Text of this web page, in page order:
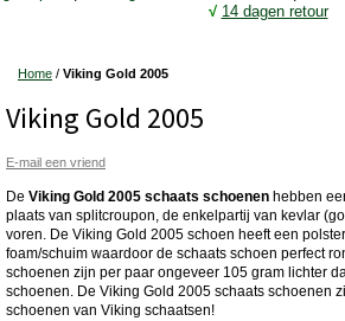
√ 14 dagen retour
Home / Viking Gold 2005
Viking Gold 2005
E-mail een vriend
De Viking Gold 2005 schaats schoenen hebben
plaats van splitcroupon, de enkelpartij van kevlar
voren. De Viking Gold 2005 schoen heeft een
foam/schuim waardoor de schaats schoen perfect
schoenen zijn per paar ongeveer 105 gram lichter
schoenen. De Viking Gold 2005 schaats schoenen
schoenen van Viking schaatsen!